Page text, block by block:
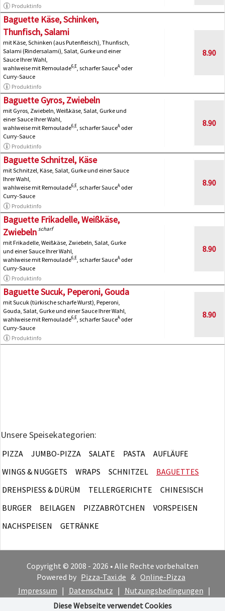
Produktinfo
Baguette Käse, Schinken,
Thunfisch, Salami
mit Käse, Schinken (aus Putenfleisch), Thunfisch,
Salami (Rindersalami), Salat, Gurke und einer
Sauce Ihrer Wahl,
wahlweise mit Remoulade6,E , scharfer SauceA oder
Curry-Sauce
Produktinfo
8.90
Baguette Gyros, Zwiebeln
mit Gyros, Zwiebeln, Weißkäse, Salat, Gurke und
einer Sauce Ihrer Wahl,
wahlweise mit Remoulade6,E , scharfer SauceA oder
Curry-Sauce
Produktinfo
8.90
Baguette Schnitzel, Käse
mit Schnitzel, Käse, Salat, Gurke und einer Sauce
Ihrer Wahl,
wahlweise mit Remoulade6,E , scharfer SauceA oder
Curry-Sauce
Produktinfo
8.90
Baguette Frikadelle, Weißkäse,
Zwiebeln scharf
mit Frikadelle, Weißkäse, Zwiebeln, Salat, Gurke
und einer Sauce Ihrer Wahl,
wahlweise mit Remoulade6,E , scharfer SauceA oder
Curry-Sauce
Produktinfo
8.90
Baguette Sucuk, Peperoni, Gouda
mit Sucuk (türkische scharfe Wurst), Peperoni,
Gouda, Salat, Gurke und einer Sauce Ihrer Wahl,
wahlweise mit Remoulade6,E , scharfer SauceA oder
Curry-Sauce
Produktinfo
8.90
Unsere Speisekategorien:
PIZZA JUMBO-PIZZA SALATE PASTA
AUFLÄUFE
WINGS & NUGGETS
WRAPS SCHNITZEL
BAGUETTES
DREHSPIESS & DÜRÜM
TELLERGERICHTE
CHINESISCH
BURGER
BEILAGEN PIZZABRÖTCHEN
VORSPEISEN
NACHSPEISEN
GETRÄNKE
Copyright © 2008 - 2026 • Alle Rechte vorbehalten
Powered by Pizza-Taxi.de & Online-Pizza
Impressum | Datenschutz | Nutzungsbedingungen |
Cookie-Hinweis
Diese Webseite verwendet Cookies